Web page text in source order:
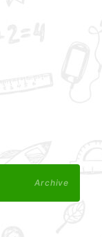
Archive